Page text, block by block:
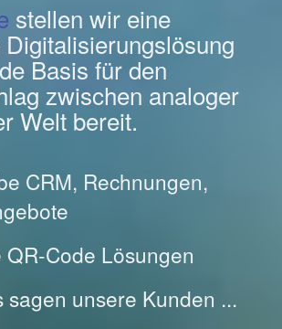
stellen wir eine
Basis für den
zwischen analoger
Welt bereit.
CRM, Rechnungen,
QR-Code Lösungen
sagen unsere Kunden ...